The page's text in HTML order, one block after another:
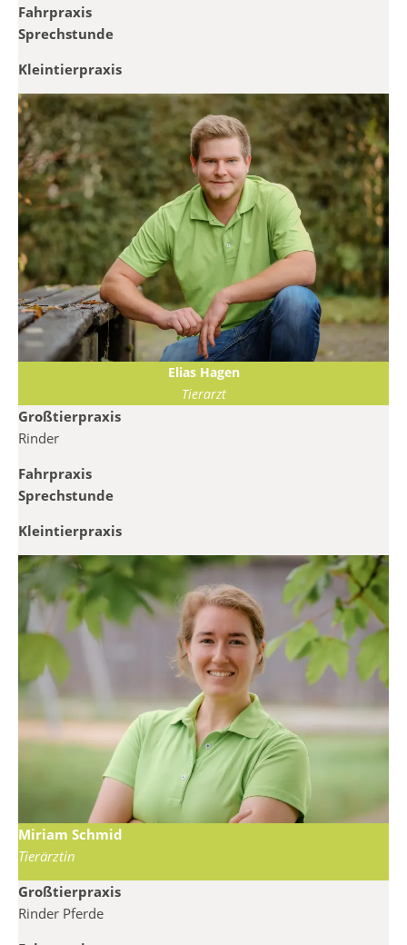
Fahrpraxis
Sprechstunde
Kleintierpraxis
Elias Hagen
Tierarzt
Großtierpraxis
Rinder
Fahrpraxis
Sprechstunde
Kleintierpraxis
Miriam Schmid
Tierärztin
Großtierpraxis
Rinder Pferde